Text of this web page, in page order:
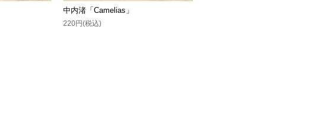
中内渚「Camelias」
220円(税込)